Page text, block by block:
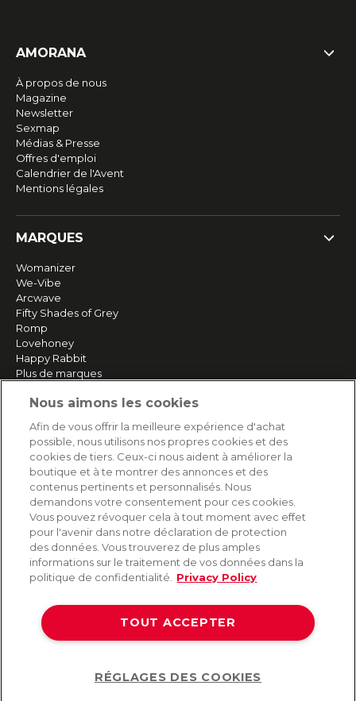
AMORANA
À propos de nous
Magazine
Newsletter
Sexmap
Médias & Presse
Offres d'emploi
Calendrier de l'Avent
Mentions légales
MARQUES
Womanizer
We-Vibe
Arcwave
Fifty Shades of Grey
Romp
Lovehoney
Happy Rabbit
Plus de marques
SERVICE
Livraison rapide et gratuite
Retours & remboursements
Paiement sécurisé
AIDE
Contact
Livraison et expédition
Foire aux questions
Protection des données
Nous aimons les cookies
Afin de vous offrir la meilleure expérience d'achat
possible, nous utilisons nos propres cookies et des
cookies de tiers. Ceux-ci nous aident à améliorer la
boutique et à te montrer des annonces et des
contenus pertinents et personnalisés. Nous
demandons votre consentement pour ces cookies.
Vous pouvez révoquer cela à tout moment avec effet
pour l'avenir dans notre déclaration de protection
des données. Vous trouverez de plus amples
informations sur le traitement de vos données dans la
politique de confidentialité.
Privacy Policy
TOUT ACCEPTER
RÉGLAGES DES COOKIES